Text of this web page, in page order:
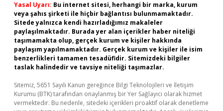
Yasal Uyarı: Bu internet sitesi, herhangi bir marka, kurum
veya şahıs şirketi ile hiçbir bağlantısı bulunmamaktadır.
Sitede yalnızca kendi hazırladığımız makaleler
paylaşılmaktadır. Burada yer alan içerikler haber niteliği
taşımamakta olup, gerçek kurum ve kişiler hakkında
paylaşım yapılmamaktadır. Gerçek kurum ve kişiler ile isim
benzerlikleri tamamen tesadüfidir. Sitemizdeki bilgiler
taslak halindedir ve tavsiye niteliği taşımazlar.
Sitemiz, 5651 Sayılı Kanun gereğince Bilgi Teknolojileri ve İletişim
Kurumu (BTK) tarafından onaylanmış bir Yer Sağlayıcı olarak hizmet
vermektedir. Bu nedenle, sitedeki içerikleri proaktif olarak denetleme